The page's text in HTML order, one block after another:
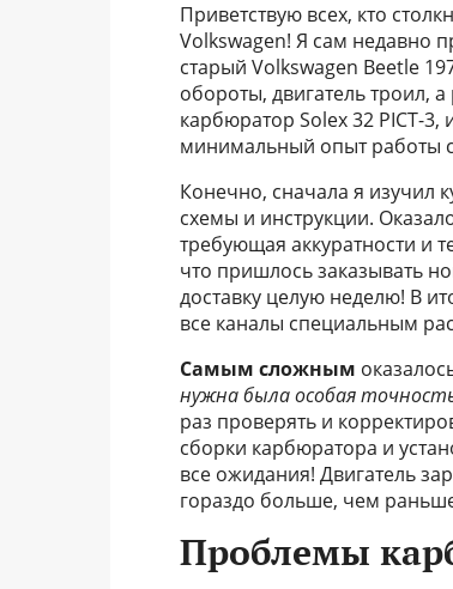
Приветствую всех, кто
Volkswagen! Я сам недавно
старый Volkswagen Beetle
обороты, двигатель троил,
карбюратор Solex 32 PICT-3,
минимальный опыт работы
Конечно, сначала я изучил
схемы и инструкции.
требующая аккуратности и
что пришлось заказывать
доставку целую неделю! В
все каналы специальным
Самым сложным
нужна была особая
раз проверять и
сборки карбюратора и
все ожидания! Двигатель
гораздо больше, чем
Проблемы